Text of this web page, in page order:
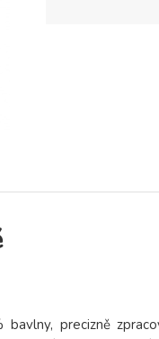
precizně